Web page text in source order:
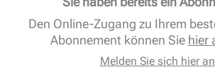
Den Online-Zugang zu Ihrem
Abonnement können Sie hier
Melden Sie sich hier